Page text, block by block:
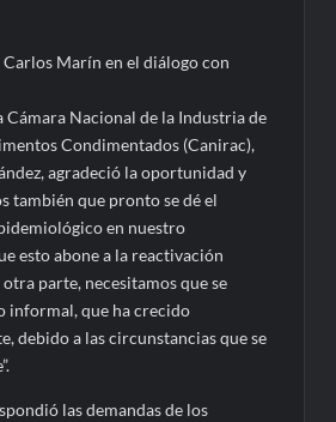
Carlos Marín en el diálogo con
Cámara Nacional de la Industria de
Condimentados (Canirac),
agradeció la oportunidad y
también que pronto se dé el
en nuestro
esto abone a la reactivación
parte, necesitamos que se
informal, que ha crecido
debido a las circunstancias que se
las demandas de los